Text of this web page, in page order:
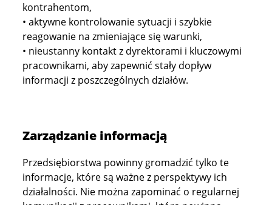
kontrahentom,
• aktywne kontrolowanie sytuacji i szybkie
reagowanie na zmieniające się warunki,
• nieustanny kontakt z dyrektorami i kluczowymi
pracownikami, aby zapewnić stały dopływ
informacji z poszczególnych działów.
Zarządzanie informacją
Przedsiębiorstwa powinny gromadzić tylko te
informacje, które są ważne z perspektywy ich
działalności. Nie można zapominać o regularnej